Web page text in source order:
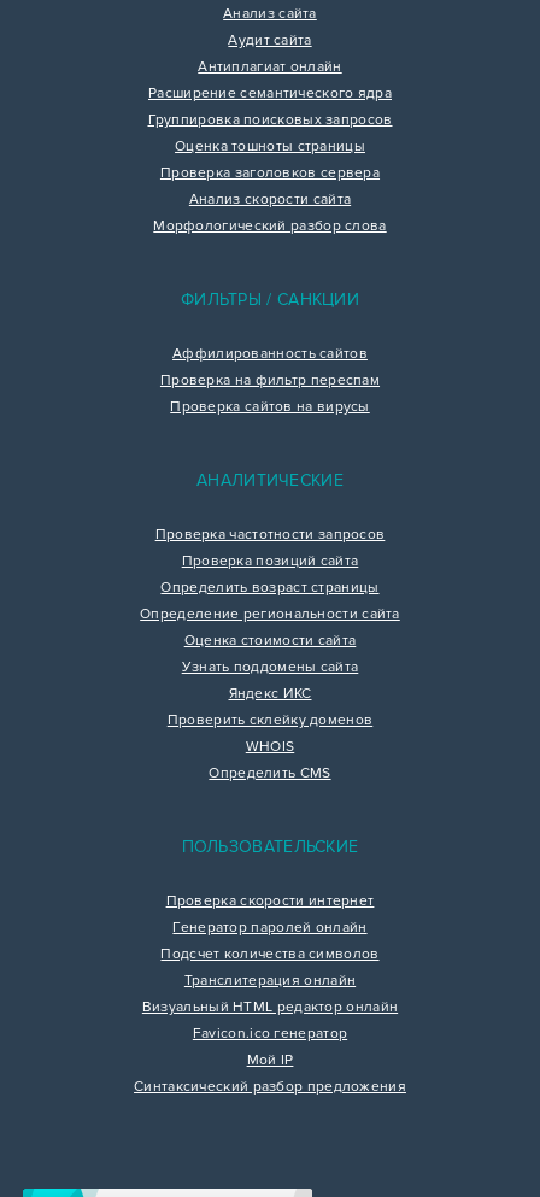
Анализ сайта
Аудит сайта
Антиплагиат онлайн
Расширение семантического ядра
Группировка поисковых запросов
Оценка тошноты страницы
Проверка заголовков сервера
Анализ скорости сайта
Морфологический разбор слова
ФИЛЬТРЫ / САНКЦИИ
Аффилированность сайтов
Проверка на фильтр переспам
Проверка сайтов на вирусы
АНАЛИТИЧЕСКИЕ
Проверка частотности запросов
Проверка позиций сайта
Определить возраст страницы
Определение региональности сайта
Оценка стоимости сайта
Узнать поддомены сайта
Яндекс ИКС
Проверить склейку доменов
WHOIS
Определить CMS
ПОЛЬЗОВАТЕЛЬСКИЕ
Проверка скорости интернет
Генератор паролей онлайн
Подсчет количества символов
Транслитерация онлайн
Визуальный HTML редактор онлайн
Favicon.ico генератор
Мой IP
Синтаксический разбор предложения